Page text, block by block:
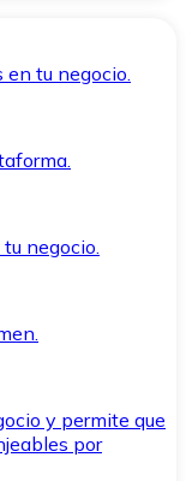
tu negocio.
negocio.
y permite que
por